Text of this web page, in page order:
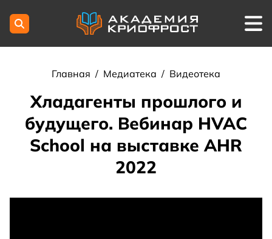
Главная / Медиатека / Видеотека
Хладагенты прошлого и
будущего. Вебинар HVAC
School на выставке AHR
2022